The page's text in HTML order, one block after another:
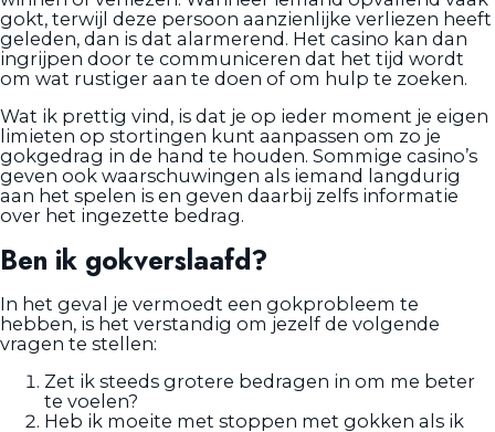
gokt, terwijl deze persoon aanzienlijke verliezen heeft
geleden, dan is dat alarmerend. Het casino kan dan
ingrijpen door te communiceren dat het tijd wordt
om wat rustiger aan te doen of om hulp te zoeken.
Wat ik prettig vind, is dat je op ieder moment je eigen
limieten op stortingen kunt aanpassen om zo je
gokgedrag in de hand te houden. Sommige casino’s
geven ook waarschuwingen als iemand langdurig
aan het spelen is en geven daarbij zelfs informatie
over het ingezette bedrag.
Ben ik gokverslaafd?
In het geval je vermoedt een gokprobleem te
hebben, is het verstandig om jezelf de volgende
vragen te stellen:
Zet ik steeds grotere bedragen in om me beter
te voelen?
Heb ik moeite met stoppen met gokken als ik